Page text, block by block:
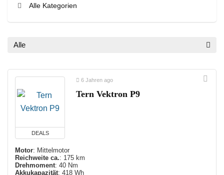
Alle Kategorien
Alle
DEALS
6 Jahren ago
Tern Vektron P9
Motor: Mittelmotor
Reichweite ca.: 175 km
Drehmoment: 40 Nm
Akkukapazität: 418 Wh